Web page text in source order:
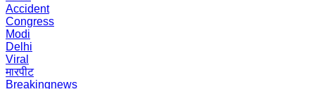
Accident
Congress
Modi
Delhi
Viral
मारपीट
Breakingnews